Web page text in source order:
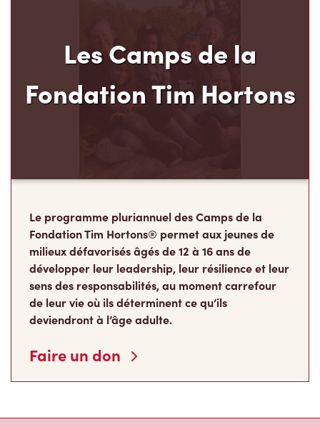
Les Camps de la
Fondation Tim Hortons
Le programme pluriannuel des Camps de la
Fondation Tim Hortons® permet aux jeunes de
milieux défavorisés âgés de 12 à 16 ans de
développer leur leadership, leur résilience et leur
sens des responsabilités, au moment carrefour
de leur vie où ils déterminent ce qu’ils
deviendront à l’âge adulte.
Faire un don